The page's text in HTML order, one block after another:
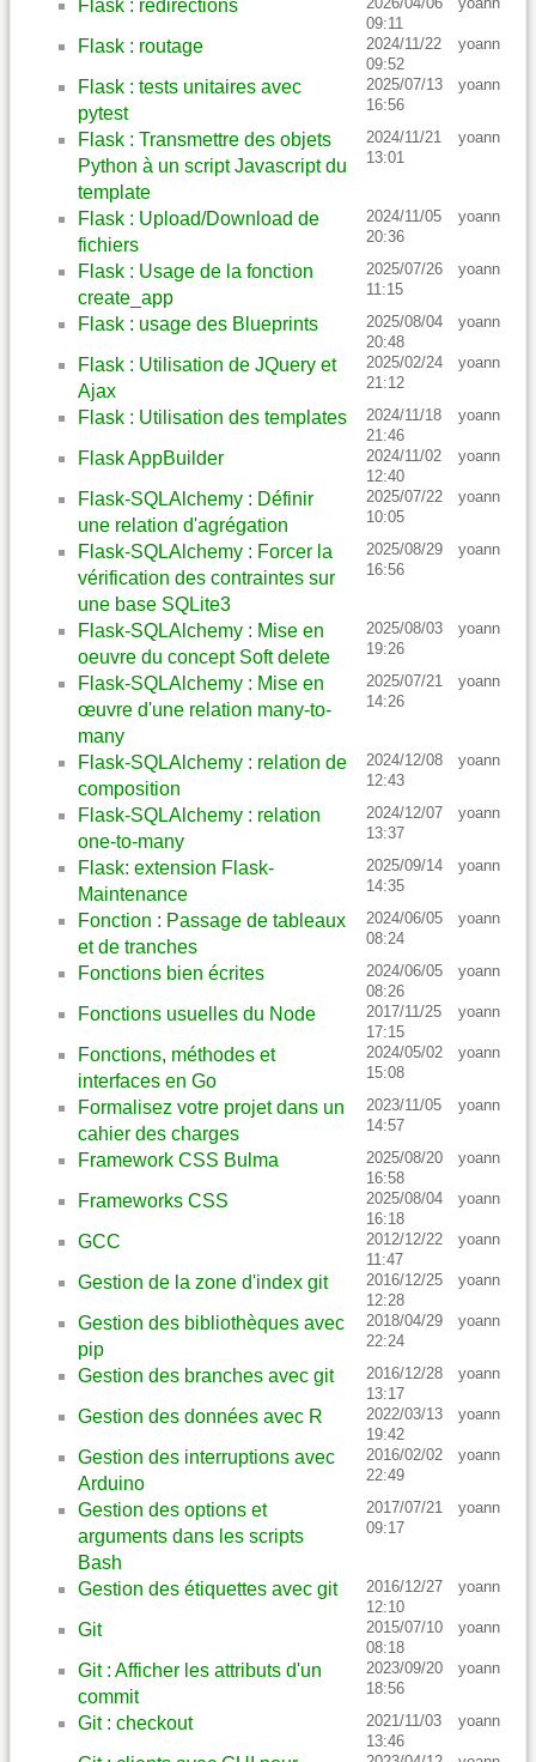
Flask : redirections
09:11
Flask : routage
2024/11/22
09:52
yoann
Flask : tests unitaires avec
pytest
2025/07/13
16:56
yoann
Flask : Transmettre des objets
Python à un script Javascript du
template
2024/11/21
13:01
yoann
Flask : Upload/Download de
fichiers
2024/11/05
20:36
yoann
Flask : Usage de la fonction
create_app
2025/07/26
11:15
yoann
Flask : usage des Blueprints
2025/08/04
20:48
yoann
Flask : Utilisation de JQuery et
Ajax
2025/02/24
21:12
yoann
Flask : Utilisation des templates
2024/11/18
21:46
yoann
Flask AppBuilder
2024/11/02
12:40
yoann
Flask-SQLAlchemy : Définir
une relation d'agrégation
2025/07/22
10:05
yoann
Flask-SQLAlchemy : Forcer la
vérification des contraintes sur
une base SQLite3
2025/08/29
16:56
yoann
Flask-SQLAlchemy : Mise en
oeuvre du concept Soft delete
2025/08/03
19:26
yoann
Flask-SQLAlchemy : Mise en
œuvre d'une relation many-to-
many
2025/07/21
14:26
yoann
Flask-SQLAlchemy : relation de
composition
2024/12/08
12:43
yoann
Flask-SQLAlchemy : relation
one-to-many
2024/12/07
13:37
yoann
Flask: extension Flask-
Maintenance
2025/09/14
14:35
yoann
Fonction : Passage de tableaux
et de tranches
2024/06/05
08:24
yoann
Fonctions bien écrites
2024/06/05
08:26
yoann
Fonctions usuelles du Node
2017/11/25
17:15
yoann
Fonctions, méthodes et
interfaces en Go
2024/05/02
15:08
yoann
Formalisez votre projet dans un
cahier des charges
2023/11/05
14:57
yoann
Framework CSS Bulma
2025/08/20
16:58
yoann
Frameworks CSS
2025/08/04
16:18
yoann
GCC
2012/12/22
11:47
yoann
Gestion de la zone d'index git
2016/12/25
12:28
yoann
Gestion des bibliothèques avec
pip
2018/04/29
22:24
yoann
Gestion des branches avec git
2016/12/28
13:17
yoann
Gestion des données avec R
2022/03/13
19:42
yoann
Gestion des interruptions avec
Arduino
2016/02/02
22:49
yoann
Gestion des options et
arguments dans les scripts
Bash
2017/07/21
09:17
yoann
Gestion des étiquettes avec git
2016/12/27
12:10
yoann
Git
2015/07/10
08:18
yoann
Git : Afficher les attributs d'un
commit
2023/09/20
18:56
yoann
Git : checkout
2021/11/03
13:46
yoann